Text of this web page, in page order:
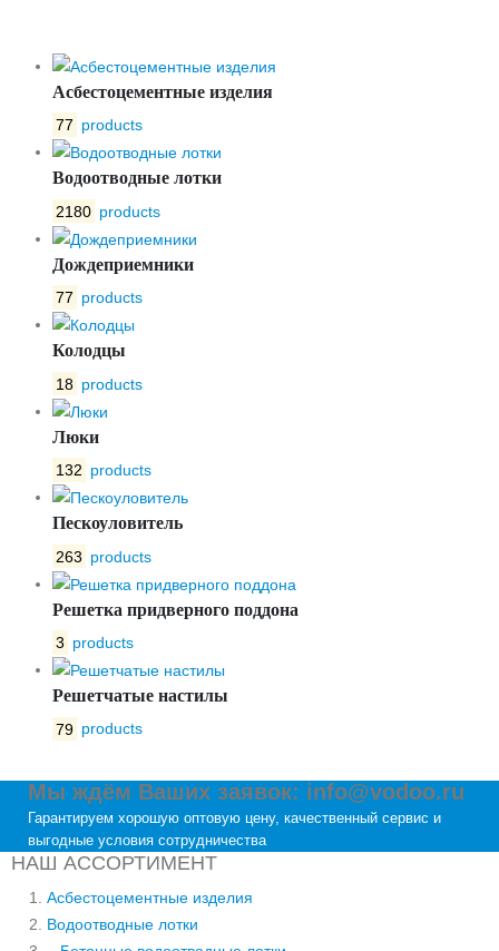
Асбестоцементные изделия
77 products
Водоотводные лотки
2180 products
Дождеприемники
77 products
Колодцы
18 products
Люки
132 products
Пескоуловитель
263 products
Решетка придверного поддона
3 products
Решетчатые настилы
79 products
Мы ждём Ваших заявок: info@vodoo.ru
Гарантируем хорошую оптовую цену, качественный сервис и
выгодные условия сотрудничества
НАШ АССОРТИМЕНТ
Асбестоцементные изделия
Водоотводные лотки